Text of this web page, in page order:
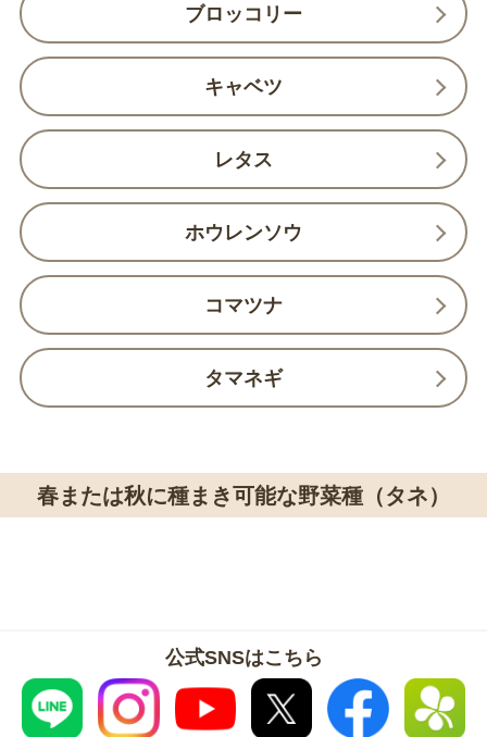
ブロッコリー
キャベツ
レタス
ホウレンソウ
コマツナ
タマネギ
春または秋に種まき可能な野菜種（タネ）
公式SNSはこちら